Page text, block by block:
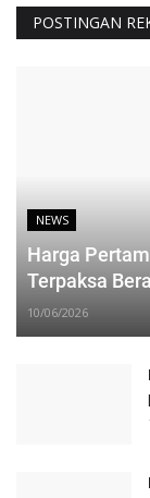
POSTINGAN
NEWS
Harga
Terpaksa
10/06/2026